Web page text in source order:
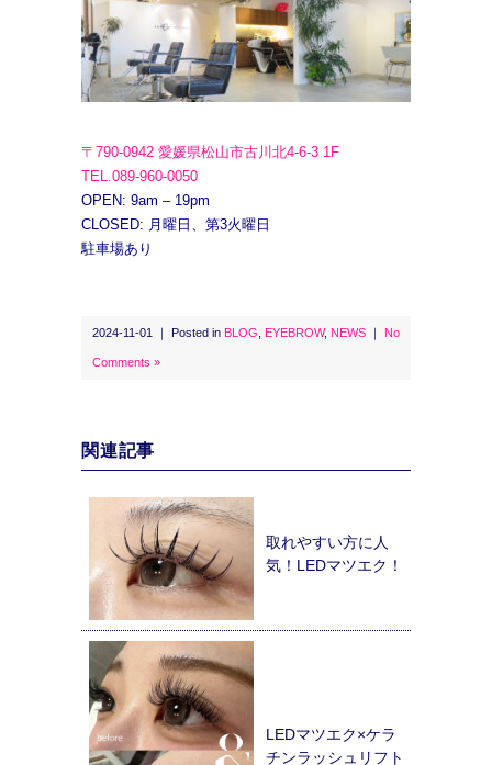
〒790-0942 愛媛県松山市古川北4-6-3 1F
TEL.089-960-0050
OPEN: 9am – 19pm
CLOSED: 月曜日、第3火曜日
駐車場あり
2024-11-01 ｜ Posted in BLOG EYEBROW, NEWS ｜ No
Comments »
関連記事
取れやすい方に人
気！LEDマツエク！
LEDマツエク×ケラ
チンラッシュリフト